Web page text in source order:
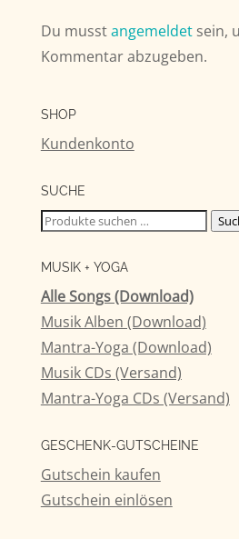
Du musstangemeldetsein,
Kommentar abzugeben.
SHOP
Kundenkonto
SUCHE
Suchen
MUSIK + YOGA
Alle Songs (Download)
Musik Alben (Download)
Mantra-Yoga (Download)
Musik CDs (Versand)
Mantra-Yoga CDs (Versand)
GESCHENK-GUTSCHEINE
Gutschein kaufen
Gutschein einlösen